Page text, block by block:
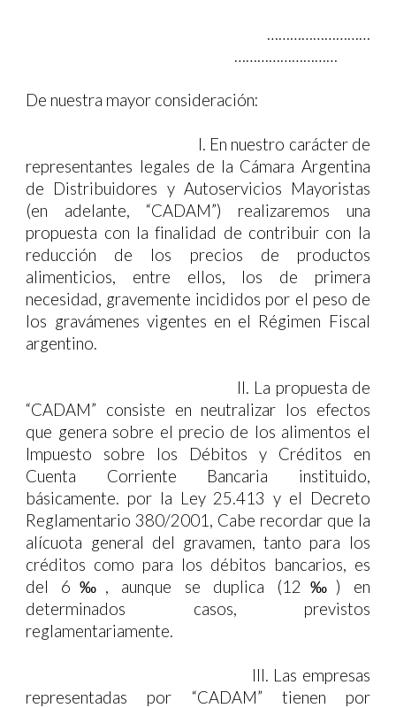
………………………
………………………
De nuestra mayor consideración:
I. En nuestro carácter de
representantes legales de la Cámara Argentina
de Distribuidores y Autoservicios Mayoristas
(en adelante, “CADAM”) realizaremos una
propuesta con la finalidad de contribuir con la
reducción de los precios de productos
alimenticios, entre ellos, los de primera
necesidad, gravemente incididos por el peso de
los gravámenes vigentes en el Régimen Fiscal
argentino.
II. La propuesta de
“CADAM” consiste en neutralizar los efectos
que genera sobre el precio de los alimentos el
Impuesto sobre los Débitos y Créditos en
Cuenta Corriente Bancaria instituido,
básicamente. por la Ley 25.413 y el Decreto
Reglamentario 380/2001, Cabe recordar que la
alícuota general del gravamen, tanto para los
créditos como para los débitos bancarios, es
del 6‰, aunque se duplica (12‰) en
determinados casos, previstos
reglamentariamente.
III. Las empresas
representadas por “CADAM” tienen por